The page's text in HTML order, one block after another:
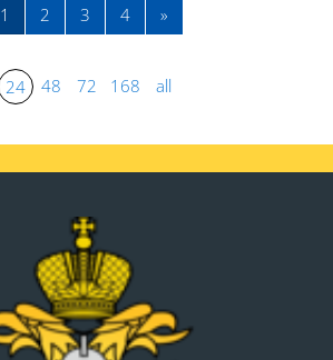
1 Page 1
2 Page 2
3Page 3
4Page 4
»Next page
24 48 72 168 all